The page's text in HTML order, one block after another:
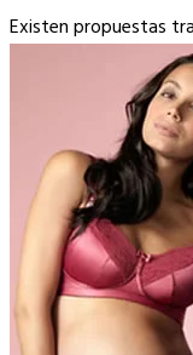
Existen propuestas